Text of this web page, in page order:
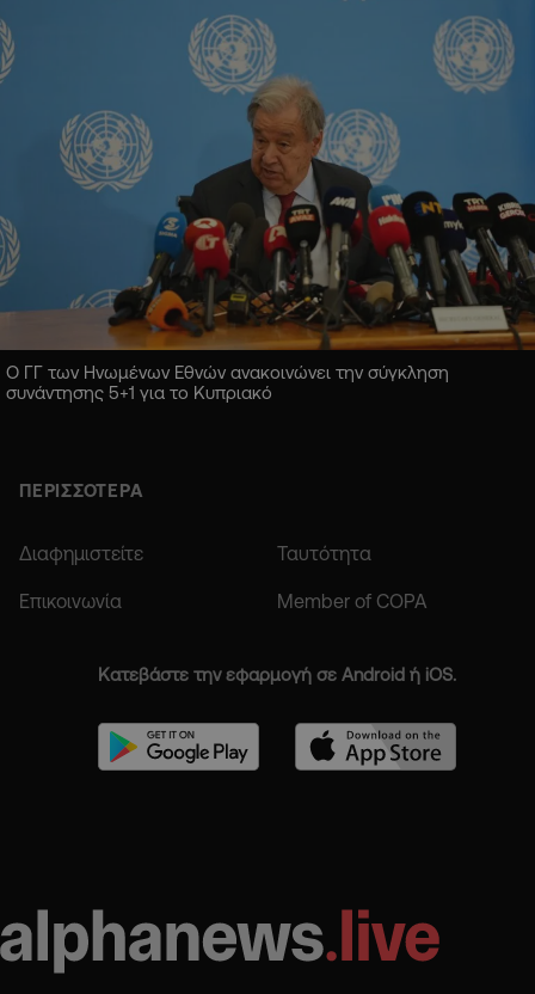
Ο ΓΓ των Ηνωμένων Εθνών ανακοινώνει την σύγκληση
συνάντησης 5+1 για το Κυπριακό
ΠΕΡΙΣΣΟΤΕΡΑ
Διαφημιστείτε Ταυτότητα
Επικοινωνία Member of COPA
Κατεβάστε την εφαρμογή σε Android ή iOS.